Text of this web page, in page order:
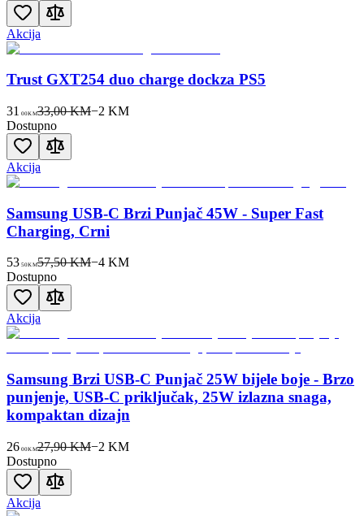
Akcija
Trust GXT254 duo charge dockza PS5
31 00KM33,00 KM−2 KM
Dostupno
Akcija
Samsung USB-C Brzi Punjač 45W - Super Fast
Charging, Crni
53 50KM57,50 KM−4KM
Dostupno
Akcija
Samsung Brzi USB-C Punjač 25W bijele boje - Brzo
punjenje, USB-C priključak, 25W izlazna snaga,
kompaktan dizajn
26 00KM27,90 KM−2 KM
Dostupno
Akcija